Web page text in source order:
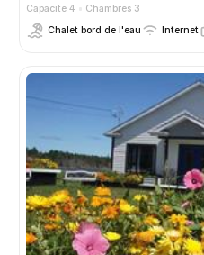
Capacité 4
Chambres 3
Chalet bord de l'eau
Internet